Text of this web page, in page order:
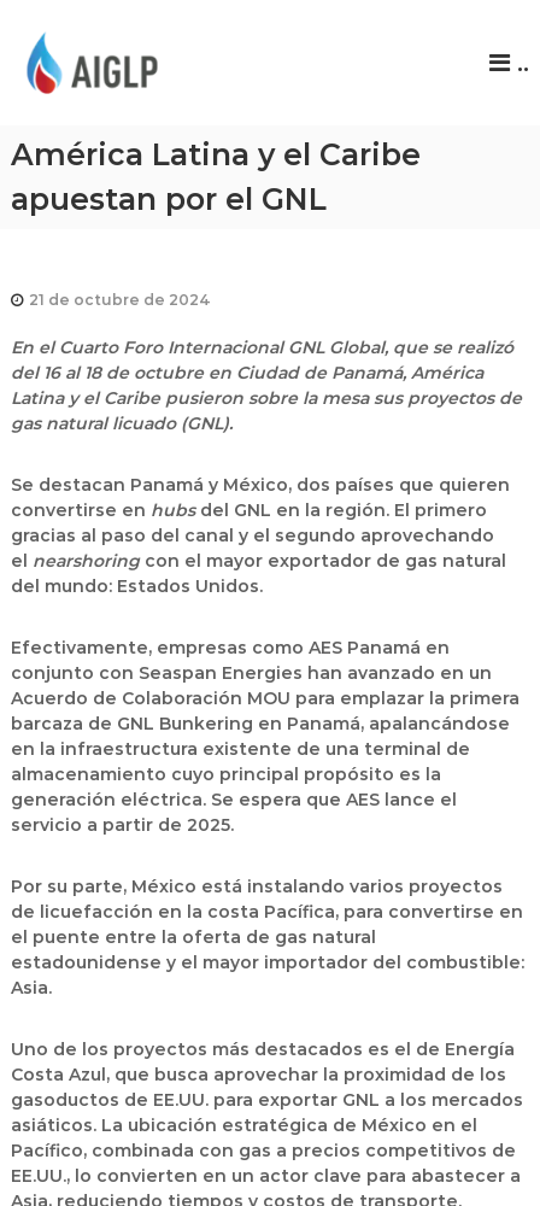
P
..
América Latina y el Caribe
apuestan por el GNL
21 de octubre de 2024
En el Cuarto Foro Internacional GNL Global, que se realizó
del 16 al 18 de octubre en Ciudad de Panamá, América
Latina y el Caribe pusieron sobre la mesa sus proyectos de
gas natural licuado (GNL).
Se destacan Panamá y México, dos países que quieren
convertirse en hubsdel GNL en la región. El primero
gracias al paso del canal y el segundo aprovechando
el nearshoringcon el mayor exportador de gas natural
del mundo: Estados Unidos.
Efectivamente, empresas como AES Panamá en
conjunto con Seaspan Energies han avanzado en un
Acuerdo de Colaboración MOU para emplazar la primera
barcaza de GNL Bunkering en Panamá, apalancándose
en la infraestructura existente de una terminal de
almacenamiento cuyo principal propósito es la
generación eléctrica. Se espera que AES lance el
servicio a partir de 2025.
Por su parte, México está instalando varios proyectos
de licuefacción en la costa Pacífica, para convertirse en
el puente entre la oferta de gas natural
estadounidense y el mayor importador del combustible:
Asia.
Uno de los proyectos más destacados es el de Energía
Costa Azul, que busca aprovechar la proximidad de los
gasoductos de EE.UU. para exportar GNL a los mercados
asiáticos. La ubicación estratégica de México en el
Pacífico, combinada con gas a precios competitivos de
EE.UU., lo convierten en un actor clave para abastecer a
Asia, reduciendo tiempos y costos de transporte.